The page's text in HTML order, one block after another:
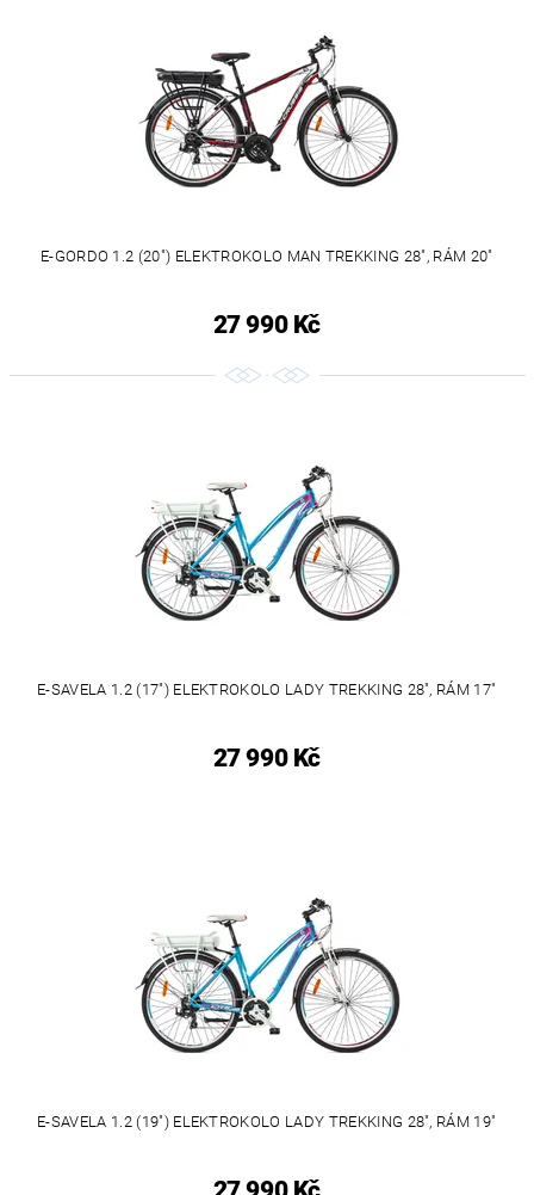
E-GORDO 1.2 (20") ELEKTROKOLO MAN TREKKING 28", RÁM 20"
27 990 Kč
E-SAVELA 1.2 (17") ELEKTROKOLO LADY TREKKING 28", RÁM 17"
27 990 Kč
E-SAVELA 1.2 (19") ELEKTROKOLO LADY TREKKING 28", RÁM 19"